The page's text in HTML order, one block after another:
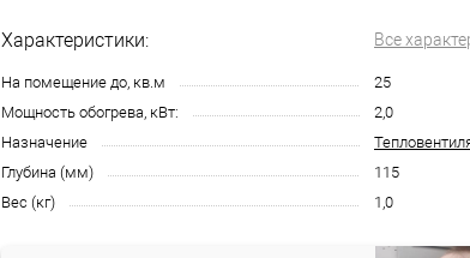
Характеристики: Все
На помещение до, кв.м
25
Мощность обогрева, кВт:
2,0
Назначение
Глубина (мм)
115
Вес (кг)
1,0